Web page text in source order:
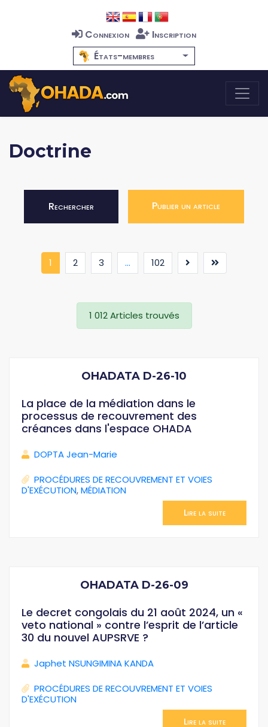
Connexion
Inscription
États-membres
Doctrine
Rechercher Publier un article
1 (current)
2 3 ... 102
1 012 Articles trouvés
OHADATA D-26-10
La place de la médiation dans le
processus de recouvrement des
créances dans l'espace OHADA
DOPTA Jean-Marie
PROCÉDURES DE RECOUVREMENT ET VOIES
D'EXÉCUTION,MÉDIATION
Lire la suite
OHADATA D-26-09
Le decret congolais du 21 août 2024, un «
veto national » contre l’esprit de l’article
30 du nouvel AUPSRVE ?
Japhet NSUNGIMINA KANDA
PROCÉDURES DE RECOUVREMENT ET VOIES
D'EXÉCUTION
Lire la suite